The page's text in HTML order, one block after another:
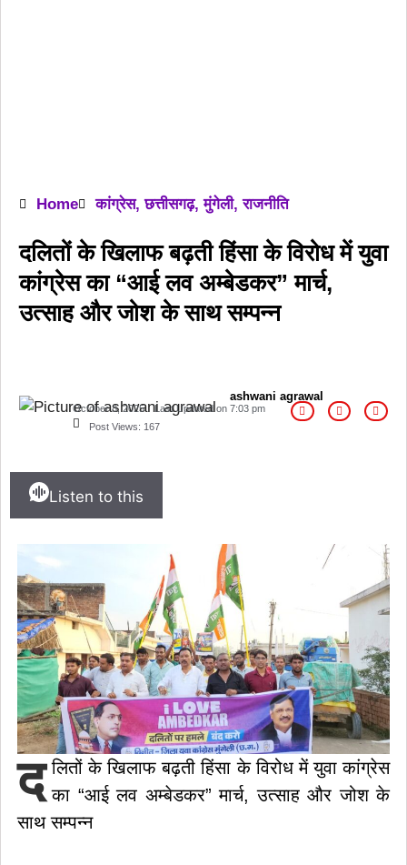
Home कांग्रेस,छत्तीसगढ़,मुंगेली,राजनीति
दलितों के खिलाफ बढ़ती हिंसा के विरोध में युवा
कांग्रेस का “आई लव अम्बेडकर” मार्च,
उत्साह और जोश के साथ सम्पन्न
ashwani agrawal
October 8, 2025 Last Updated on 7:03 pm
Post Views: 167
Listen to this
द लितों के खिलाफ बढ़ती हिंसा के विरोध में युवा कांग्रेस
का “आई लव अम्बेडकर” मार्च, उत्साह और जोश के
साथ सम्पन्न